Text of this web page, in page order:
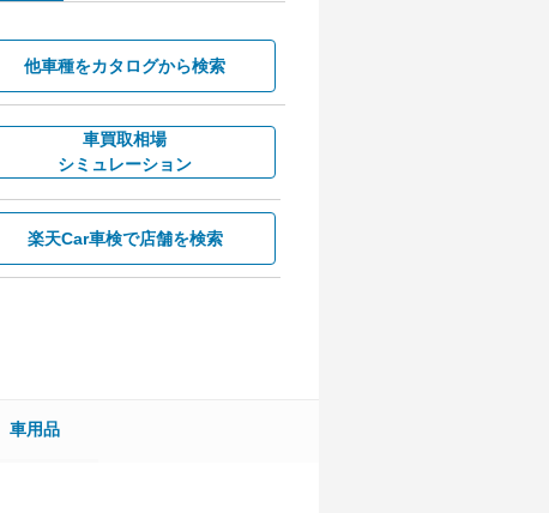
他車種をカタログから検索
車買取相場
シミュレーション
楽天Car車検で店舗を検索
車用品